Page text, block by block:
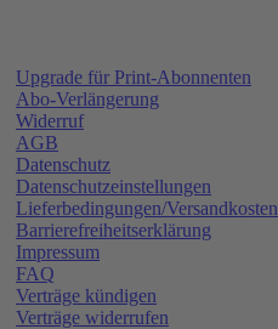
Upgrade für Print-Abonnenten
Abo-Verlängerung
Widerruf
AGB
Datenschutz
Datenschutzeinstellungen
Lieferbedingungen/Versandkosten
Barrierefreiheitserklärung
Impressum
FAQ
Verträge kündigen
Verträge widerrufen